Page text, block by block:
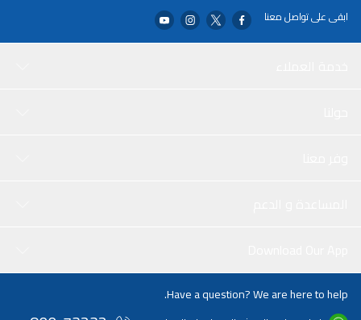
ابقى على تواصل معنا
Have a question? We are here to help.